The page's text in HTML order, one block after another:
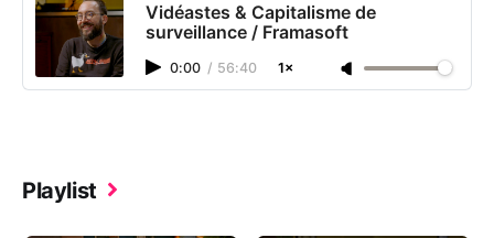
Vidéastes & Capitalisme de
surveillance / Framasoft
0:00 / 56:40 1×
Playlist